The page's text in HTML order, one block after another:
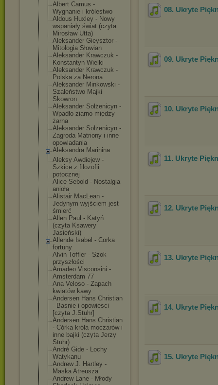
Albert Camus -
Wygnanie i królestwo
Aldous Huxley - Nowy
wspaniały świat (czyta
Mirosław Utta)
Aleksander Gieysztor -
Mitologia Słowian
Aleksander Krawczuk -
Konstantyn Wielki
Aleksander Krawczuk -
Polska za Nerona
Aleksander Minkowski -
Szaleństwo Majki
Skowron
Aleksander Sołżenicyn -
Wpadło ziarno między
żarna
Aleksander Sołżenicyn -
Zagroda Matriony i inne
opowiadania
Aleksandra Marinina
Aleksy Awdiejew -
Szkice z filozofii
potocznej
Alice Sebold - Nostalgia
anioła
Alistair MacLean -
Jedynym wyjściem jest
śmierć
Allen Paul - Katyń
(czyta Ksawery
Jasieński)
Allende Isabel - Corka
fortuny
Alvin Toffler - Szok
przyszłości
Amadeo Visconsini -
Amsterdam 77
Ana Veloso - Zapach
kwiatów kawy
Andersen Hans Christian
- Basnie i opowiesci
[czyta J.Stuhr]
Andersen Hans Christian
- Córka króla moczarów i
inne bajki (czyta Jerzy
Stuhr)
André Gide - Lochy
Watykanu
Andrew J. Hartley -
Maska Atreusza
Andrew Lane - Młody
08. Ukryte
09. Ukryte
10. Ukryte
11. Ukryte
12. Ukryte
13. Ukryte
14. Ukryte
15. Ukryte